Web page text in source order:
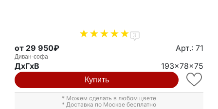
3
от 29 950₽ Арт.: 71
Диван-софа
ДxГxВ 193x78x75
Купить
* Можем сделать в любом цвете
* Доставка по Москве бесплатно